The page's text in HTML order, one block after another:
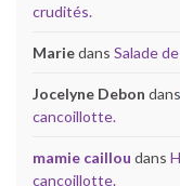
crudités.
Mariedans Salade
Jocelyne Debon dans
cancoillotte.
mamie caillou dans
cancoillotte.